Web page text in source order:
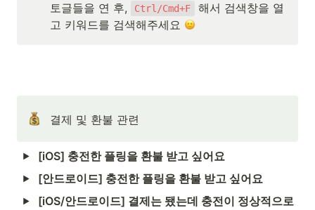
토글들을 연 후,
Ctrl/Cmd+F
해서 검색창을 열
고 키워드를 검색해주세요
결제 및 환불 관련
[iOS] 충전한 플링을 환불 받고 싶어요
[안드로이드] 충전한 플링을 환불 받고 싶어요
[iOS/안드로이드] 결제는 됐는데 충전이 정상적으로